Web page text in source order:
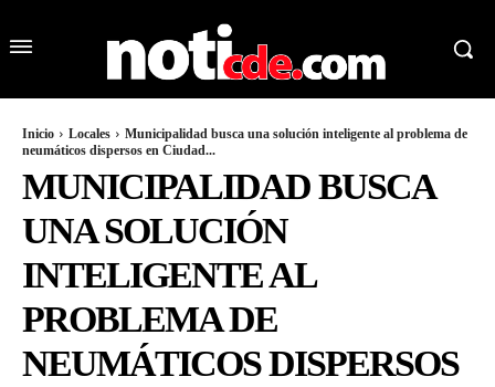
Inicio Locales
Municipalidad busca una solución inteligente al problema de
neumáticos dispersos en Ciudad...
MUNICIPALIDAD BUSCA
UNA SOLUCIÓN
INTELIGENTE AL
PROBLEMA DE
NEUMÁTICOS DISPERSOS